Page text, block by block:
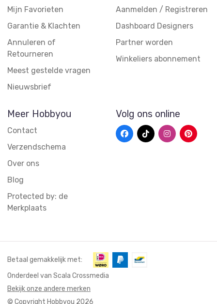
Mijn Favorieten
Garantie & Klachten
Annuleren of
Retourneren
Meest gestelde vragen
Nieuwsbrief
Aanmelden / Registreren
Dashboard Designers
Partner worden
Winkeliers abonnement
Meer Hobbyou
Contact
Verzendschema
Over ons
Blog
Protected by: de
Merkplaats
Volg ons online
© Copyright Hobbyou 2026
Onderdeel van Scala Crossmedia
Bekijk onze andere merken
Betaal gemakkelijk met: